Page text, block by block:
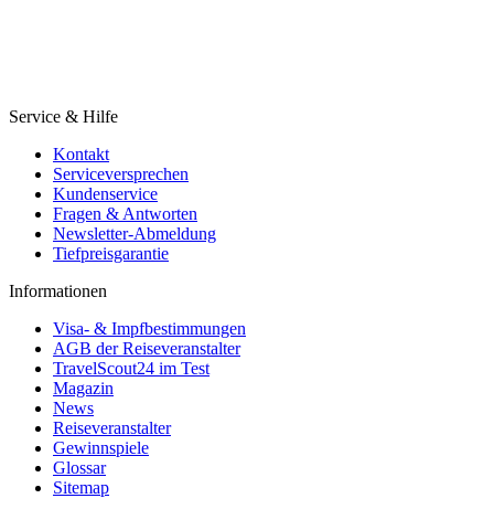
Service & Hilfe
Kontakt
Serviceversprechen
Kundenservice
Fragen & Antworten
Newsletter-Abmeldung
Tiefpreisgarantie
Informationen
Visa- & Impfbestimmungen
AGB der Reiseveranstalter
TravelScout24 im Test
Magazin
News
Reiseveranstalter
Gewinnspiele
Glossar
Sitemap